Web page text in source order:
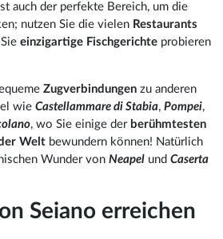
auch der perfekte Bereich, um die
nutzen Sie die vielen Restaurants
Sieeinzigartige Fischgerichte probieren
Zugverbindungen zu anderen
wieCastellammare di Stabia,Pompei,
, wo Sie einige der berühmtesten
Welt bewundern können! Natürlich
Wunder vonNeapel undCaserta
Seiano erreichen